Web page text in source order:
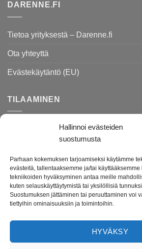
Hallinnoi evästeiden
suostumusta
Parhaan kokemuksen tarjoamiseksi käytämme
evästeitä, tallentaaksemme ja/tai
tekniikoiden hyväksyminen antaa meille
kuten selauskäyttäytymistä tai yksilöllisiä
Suostumuksen jättäminen tai peruuttaminen voi
tiettyihin ominaisuuksiin ja toimintoihin.
HYVÄKSY
DARENNE.FI
Tietoa yrityksestä – Darenne.fi
Ota yhteyttä
Evästekäytäntö (EU)
TILAAMINEN
Rekisteri- ja tietosuojaseloste
Palautusohjeet
Darenne.fi on lahjatavara- ja
ympäri vuorokauden ja toimitusaika